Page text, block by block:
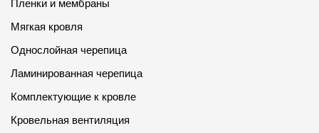
Пленки и мембраны
Мягкая кровля
Однослойная черепица
Ламинированная черепица
Комплектующие к кровле
Кровельная вентиляция